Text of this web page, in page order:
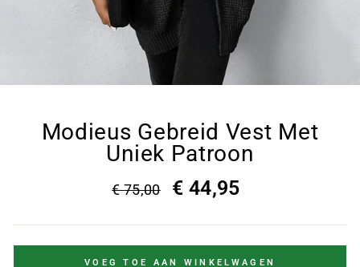
Modieus Gebreid Vest Met
Uniek Patroon
€ 75,00 € 44,95
VOEG TOE AAN WINKELWAGEN